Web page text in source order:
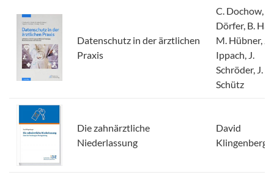
Datenschutz in der ärztlichen
Praxis
C. Dochow,
Dörfer, B.
M. Hübner, J.
Ippach, J.
Schröder, J.
Schütz
Die zahnärztliche
Niederlassung
David